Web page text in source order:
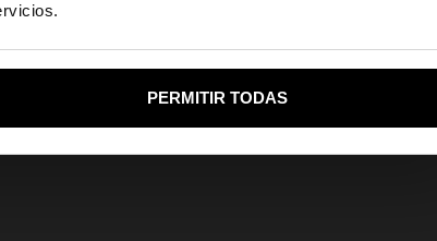
PERMITIR TODAS
de España Sí, llévame a United States